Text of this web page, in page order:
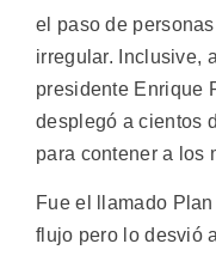
el paso de
irregular. Inclusive,
presidente Enrique
desplegó a cientos
para contener a los
Fue el llamado
flujo pero lo desvió